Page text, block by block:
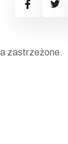
zastrzeżone.